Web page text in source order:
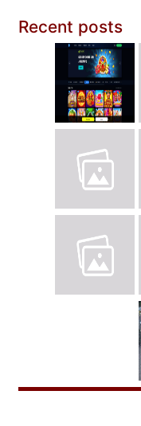
Recent posts